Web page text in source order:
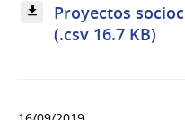
Proyectos
(.csv 16.7 KB)